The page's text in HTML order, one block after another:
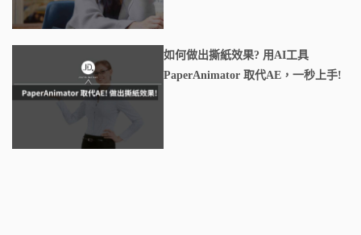
如何做出撕紙效果? 用AI工具
PaperAnimator 取代AE，一秒上手!